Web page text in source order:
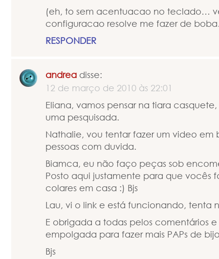
(eh, to sem acentuacao no teclado…
configuracao resolve me fazer de
RESPONDER
andrea disse:
12 de março de 2010 às 22:01
Eliana, vamos pensar na tiara
uma pesquisada.
Nathalie, vou tentar fazer um video em
pessoas com duvida.
Biamca, eu não faço peças sob
Posto aqui justamente para que vocês
colares em casa :) Bjs
Lau, vi o link e está funcionando, tenta
E obrigada a todas pelos comentários
empolgada para fazer mais PAPs de
Bjs